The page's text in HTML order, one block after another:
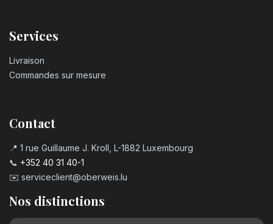
Services
Livraison
Commandes sur mesure
Contact
📍 1 rue Guillaume J. Kroll, L-1882 Luxembourg
📞 +352 40 31 40-1
✉️ serviceclient@oberweis.lu
Nos distinctions